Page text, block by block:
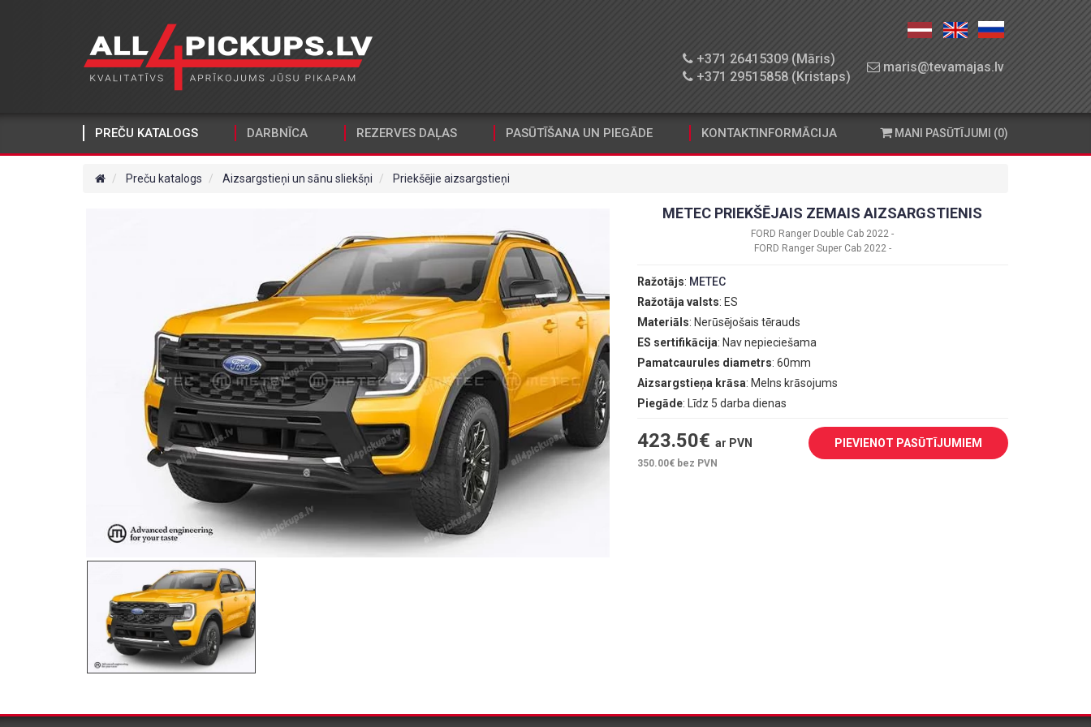
+371 26415309 (Māris)
+371 29515858 (Kristaps)
maris@tevamajas.lv
PREČU KATALOGS DARBNĪCA REZERVES DAĻAS PASŪTĪŠANA UN PIEGĀDE KONTAKTINFORMĀCIJA MANI PASŪTĪJUMI (0)
Preču katalogs Aizsargstieņi un sānu sliekšņi Priekšējie aizsargstieņi
METEC PRIEKŠĒJAIS ZEMAIS AIZSARGSTIENIS
FORD Ranger Double Cab 2022 -
FORD Ranger Super Cab 2022 -
Ražotājs: METEC
Ražotāja valsts: ES
Materiāls: Nerūsējošais tērauds
ES sertifikācija: Nav nepieciešama
Pamatcaurules diametrs: 60mm
Aizsargstieņa krāsa: Melns krāsojums
Piegāde: Līdz 5 darba dienas
423.50€ ar PVN
350.00€ bez PVN
PIEVIENOT PASŪTĪJUMIEM